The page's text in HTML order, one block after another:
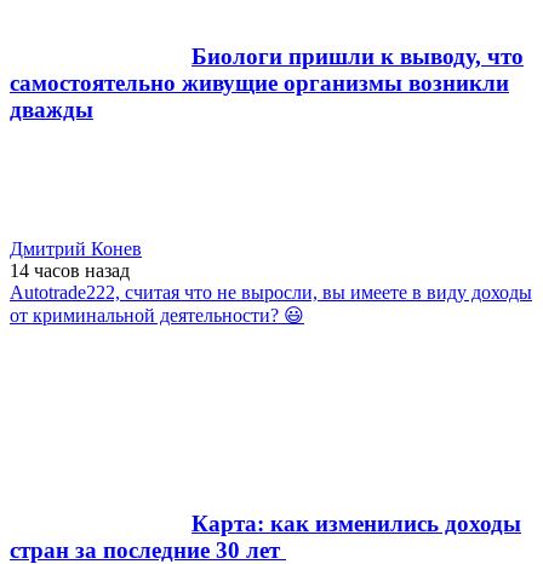
Биологи пришли к выводу, что
самостоятельно живущие организмы возникли
дважды
Дмитрий Конев
14 часов назад
Autotrade222, считая что не выросли, вы имеете в виду доходы
от криминальной деятельности? 😃
Карта: как изменились доходы
стран за последние 30 лет